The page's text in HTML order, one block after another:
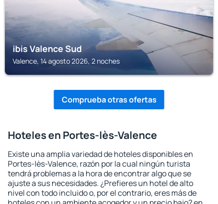
ibis Valence Sud
Valence, 14 agosto 2026, 2 noches
Comprueba otras ofertas
Hoteles en Portes-lès-Valence
Existe una amplia variedad de hoteles disponibles en
Portes-lès-Valence, razón por la cual ningún turista
tendrá problemas a la hora de encontrar algo que se
ajuste a sus necesidades. ¿Prefieres un hotel de alto
nivel con todo incluido o, por el contrario, eres más de